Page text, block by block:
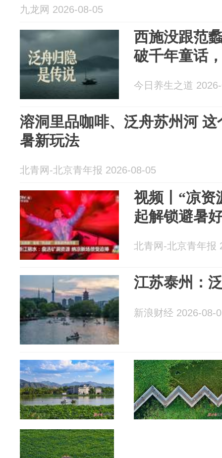
九龙网 2026-08-05
西施没跟范
破千年童话
今日养生之道
溶洞里品咖啡、泛舟苏州河
暑新玩法
北青网-北京青年报 2026-08-05
视频丨“凉资
起解锁避暑
北青网-北京青年报
江苏泰州：
新浪财经 2026-08-